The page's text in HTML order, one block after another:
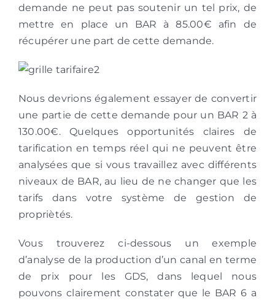
demande ne peut pas soutenir un tel prix, de
mettre en place un BAR à 85.00€ afin de
récupérer une part de cette demande.
Nous devrions également essayer de convertir
une partie de cette demande pour un BAR 2 à
130.00€. Quelques opportunités claires de
tarification en temps réel qui ne peuvent être
analysées que si vous travaillez avec différents
niveaux de BAR, au lieu de ne changer que les
tarifs dans votre système de gestion de
propriètés.
Vous trouverez ci-dessous un exemple
d’analyse de la production d’un canal en terme
de prix pour les GDS, dans lequel nous
pouvons clairement constater que le BAR 6 a